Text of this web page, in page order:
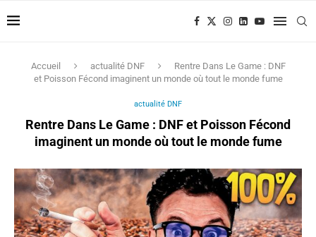
Accueil actualité DNF
Rentre Dans Le Game : DNF
et Poisson Fécond imaginent un monde où tout le monde fume
actualité DNF
Rentre Dans Le Game : DNF et Poisson Fécond
imaginent un monde où tout le monde fume